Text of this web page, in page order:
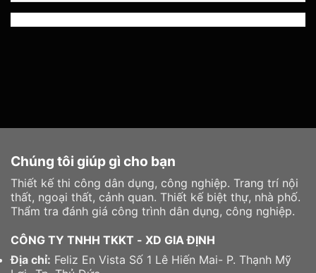
Chúng tôi giúp gì cho bạn
Thiết kế thi công dân dụng, công nghiệp. Trang trí nội
thất, ngoại thất, cảnh quan. Thiết kế biệt thự, nhà phố.
Thẩm tra đánh giá công trình dân dụng, công nghiệp.
CÔNG TY TNHH TKKT - XD GIA ĐỊNH
Địa chỉ: Feliz En Vista Số 1 Lê Hiến Mai- P. Thạnh Mỹ